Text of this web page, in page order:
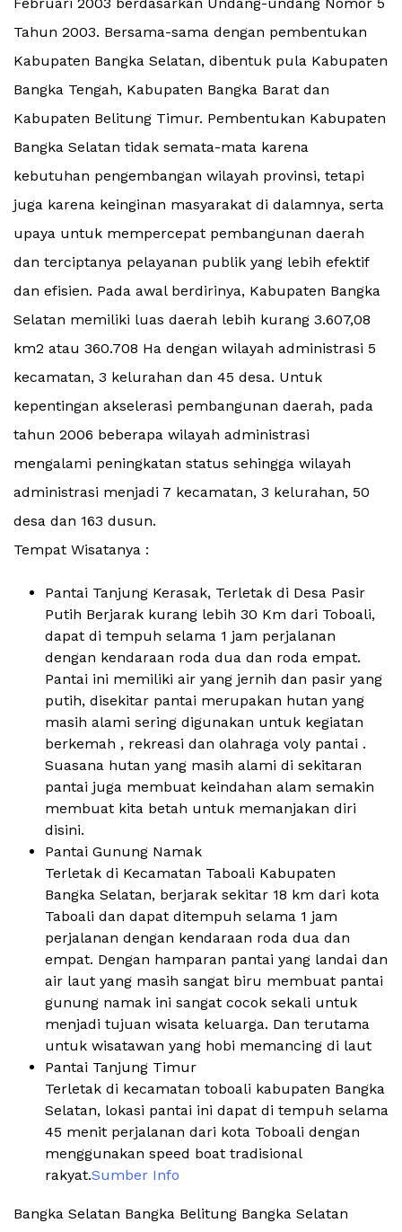
Tahun 2003. Bersama-sama dengan pembentukan
Kabupaten Bangka Selatan, dibentuk pula Kabupaten
Bangka Tengah, Kabupaten Bangka Barat dan
Kabupaten Belitung Timur. Pembentukan Kabupaten
Bangka Selatan tidak semata-mata karena
kebutuhan pengembangan wilayah provinsi, tetapi
juga karena keinginan masyarakat di dalamnya, serta
upaya untuk mempercepat pembangunan daerah
dan terciptanya pelayanan publik yang lebih efektif
dan efisien. Pada awal berdirinya, Kabupaten Bangka
Selatan memiliki luas daerah lebih kurang 3.607,08
km2 atau 360.708 Ha dengan wilayah administrasi 5
kecamatan, 3 kelurahan dan 45 desa. Untuk
kepentingan akselerasi pembangunan daerah, pada
tahun 2006 beberapa wilayah administrasi
mengalami peningkatan status sehingga wilayah
administrasi menjadi 7 kecamatan, 3 kelurahan, 50
desa dan 163 dusun.
Tempat Wisatanya :
Pantai Tanjung Kerasak, Terletak di Desa Pasir
Putih Berjarak kurang lebih 30 Km dari Toboali,
dapat di tempuh selama 1 jam perjalanan
dengan kendaraan roda dua dan roda empat.
Pantai ini memiliki air yang jernih dan pasir yang
putih, disekitar pantai merupakan hutan yang
masih alami sering digunakan untuk kegiatan
berkemah , rekreasi dan olahraga voly pantai .
Suasana hutan yang masih alami di sekitaran
pantai juga membuat keindahan alam semakin
membuat kita betah untuk memanjakan diri
disini.
Pantai Gunung Namak
Terletak di Kecamatan Taboali Kabupaten
Bangka Selatan, berjarak sekitar 18 km dari kota
Taboali dan dapat ditempuh selama 1 jam
perjalanan dengan kendaraan roda dua dan
empat. Dengan hamparan pantai yang landai dan
air laut yang masih sangat biru membuat pantai
gunung namak ini sangat cocok sekali untuk
menjadi tujuan wisata keluarga. Dan terutama
untuk wisatawan yang hobi memancing di laut
Pantai Tanjung Timur
Terletak di kecamatan toboali kabupaten Bangka
Selatan, lokasi pantai ini dapat di tempuh selama
45 menit perjalanan dari kota Toboali dengan
menggunakan speed boat tradisional
rakyat.Sumber Info
Bangka Selatan Bangka Belitung Bangka Selatan